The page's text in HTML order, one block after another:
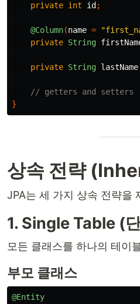
private int id ;
@Column(name =
private String
private String lastName
// getters and setters
}
상속 전략
JPA는 세 가지 상속 전략을
1. Single Table (
모든 클래스를 하나의 테이
부모 클래스
@Entity